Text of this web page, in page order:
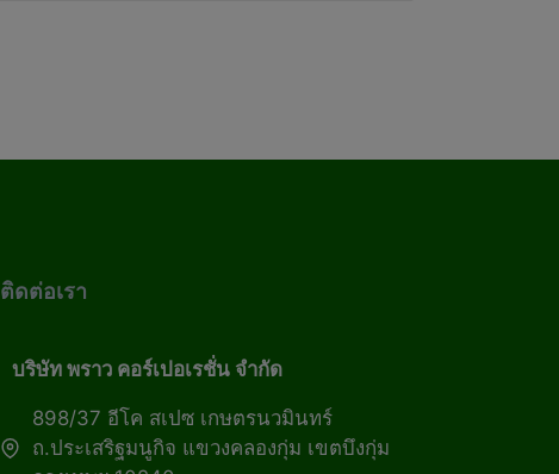
ติดต่อเรา
บริษัท พราว คอร์เปอเรชั่น จำกัด
898/37 อีโค สเปซ เกษตรนวมินทร์
ถ.ประเสริฐมนูกิจ แขวงคลองกุ่ม เขตบึงกุ่ม